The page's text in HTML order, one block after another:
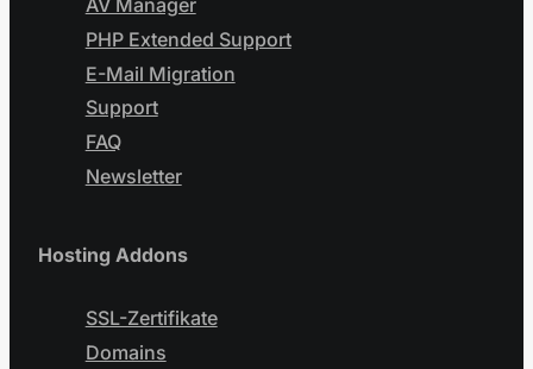
AV Manager
PHP Extended Support
E-Mail Migration
Support
FAQ
Newsletter
Hosting Addons
SSL-Zertifikate
Domains